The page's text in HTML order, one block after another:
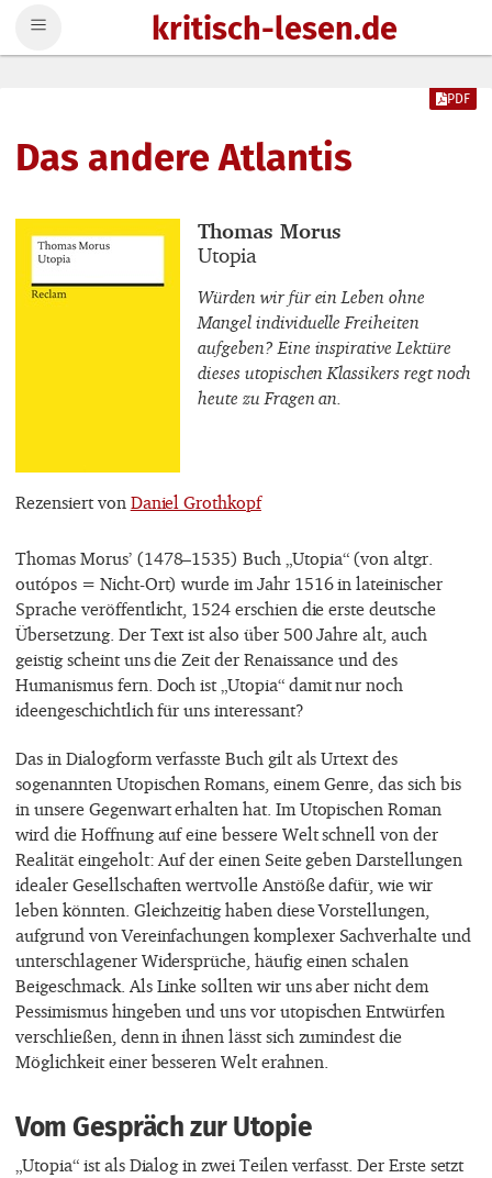
kritisch-lesen.de
Das andere Atlantis
PDF
Buchautor_innen
Thomas Morus
Buchtitel
Utopia
Würden wir für ein Leben ohne
Mangel individuelle Freiheiten
aufgeben? Eine inspirative Lektüre
dieses utopischen Klassikers regt noch
heute zu Fragen an.
Rezensiert von Daniel Grothkopf
Thomas Morus’ (1478–1535) Buch „Utopia“ (von altgr.
outópos = Nicht-Ort) wurde im Jahr 1516 in lateinischer
Sprache veröffentlicht, 1524 erschien die erste deutsche
Übersetzung. Der Text ist also über 500 Jahre alt, auch
geistig scheint uns die Zeit der Renaissance und des
Humanismus fern. Doch ist „Utopia“ damit nur noch
ideengeschichtlich für uns interessant?
Das in Dialogform verfasste Buch gilt als Urtext des
sogenannten Utopischen Romans, einem Genre, das sich bis
in unsere Gegenwart erhalten hat. Im Utopischen Roman
wird die Hoffnung auf eine bessere Welt schnell von der
Realität eingeholt: Auf der einen Seite geben Darstellungen
idealer Gesellschaften wertvolle Anstöße dafür, wie wir
leben könnten. Gleichzeitig haben diese Vorstellungen,
aufgrund von Vereinfachungen komplexer Sachverhalte und
unterschlagener Widersprüche, häufig einen schalen
Beigeschmack. Als Linke sollten wir uns aber nicht dem
Pessimismus hingeben und uns vor utopischen Entwürfen
verschließen, denn in ihnen lässt sich zumindest die
Möglichkeit einer besseren Welt erahnen.
Vom Gespräch zur Utopie
„Utopia“ ist als Dialog in zwei Teilen verfasst. Der Erste setzt